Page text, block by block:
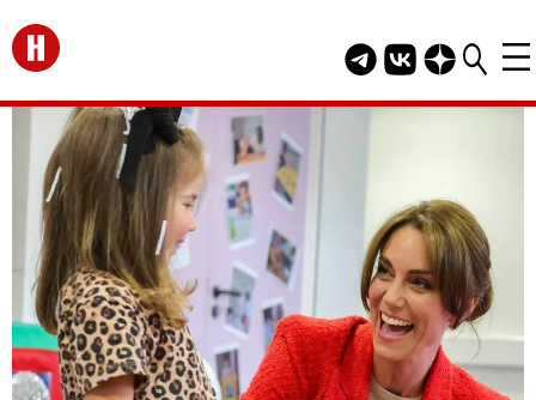
Перейти на главную
Telegram канал
Группа HELLO
Канал